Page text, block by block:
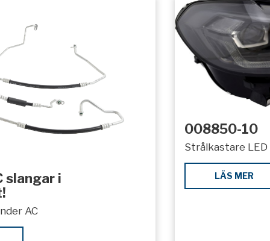
slangar i
AC
008850-10
Strålkastare LED
LÄS MER